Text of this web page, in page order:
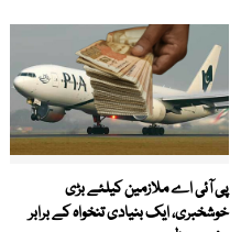
پی آئی اے ملازمین کیلئے بڑی
خوشخبری، ایک بنیادی تنخواہ کے برابر